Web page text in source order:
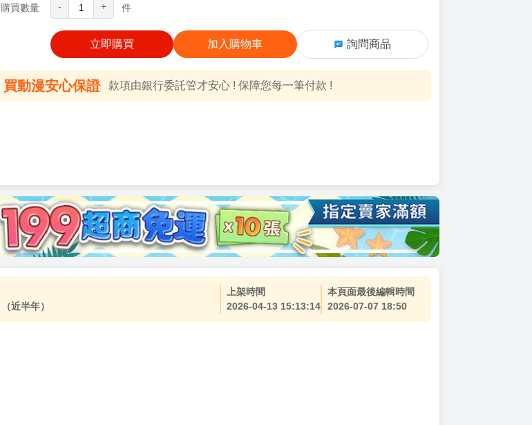
購買數量 - + 件
立即購買 加入購物車 詢問商品
買動漫安心保證 款項由銀行委託管才安心 ! 保障您每一筆付款 !